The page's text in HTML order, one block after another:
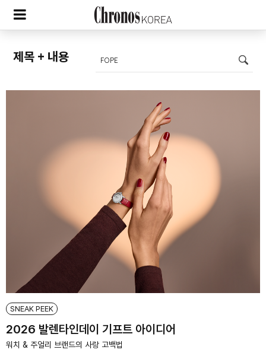
SNEAK PEEK
2026 발렌타인데이 기프트 아이디어
워치 & 주얼리 브랜드의 사랑 고백법